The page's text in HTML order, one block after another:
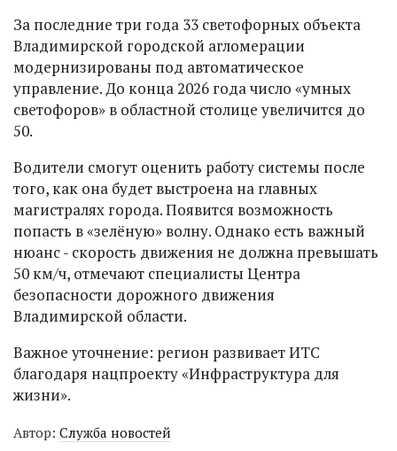
За последние три года 33 светофорных объекта
Владимирской городской агломерации
модернизированы под автоматическое
управление. До конца 2026 года число «умных
светофоров» в областной столице увеличится до
50.
Водители смогут оценить работу системы после
того, как она будет выстроена на главных
магистралях города. Появится возможность
попасть в «зелёную» волну. Однако есть важный
нюанс - скорость движения не должна превышать
50 км/ч, отмечают специалисты Центра
безопасности дорожного движения
Владимирской области.
Важное уточнение: регион развивает ИТС
благодаря нацпроекту «Инфраструктура для
жизни».
Автор: Служба новостей